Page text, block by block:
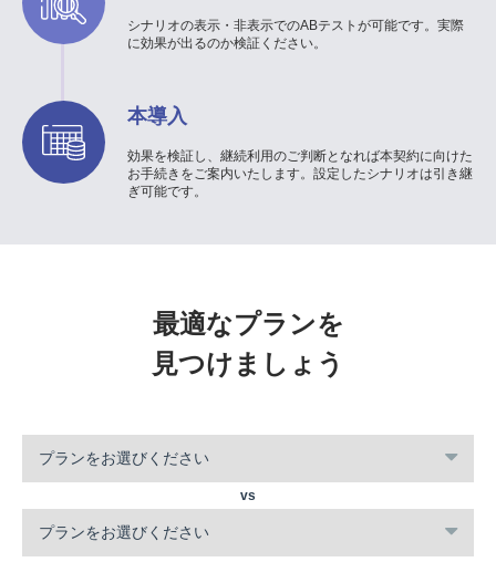
シナリオの表示・非表示でのABテストが可能です。実際
に効果が出るのか検証ください。
本導入
効果を検証し、継続利用のご判断となれば本契約に向けた
お手続きをご案内いたします。設定したシナリオは引き継
ぎ可能です。
最適なプランを
見つけましょう
プランをお選びください
vs
プランをお選びください